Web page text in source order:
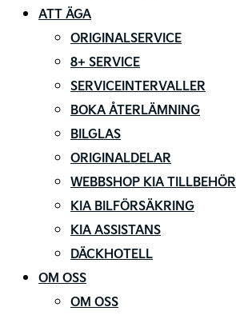
ATT ÄGA
ORIGINALSERVICE
8+ SERVICE
SERVICEINTERVALLER
BOKA ÅTERLÄMNING
BILGLAS
ORIGINALDELAR
WEBBSHOP KIA TILLBEHÖR
KIA BILFÖRSÄKRING
KIA ASSISTANS
DÄCKHOTELL
OM OSS
OM OSS